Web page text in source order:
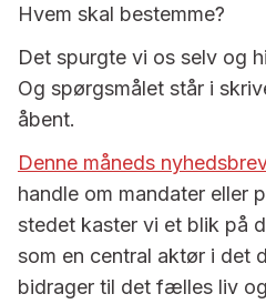
Hvem skal bestemme?
Det spurgte vi os selv og
Og spørgsmålet står i
åbent.
Denne måneds
handle om mandater eller
stedet kaster vi et blik på
som en central aktør i det
bidrager til det fælles liv